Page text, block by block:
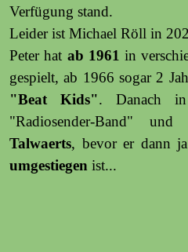
Verfügung stand.
Leider ist Michael Röll in
Peter hat ab 1961 in
gespielt, ab 1966 sogar 2
"Beat Kids". Danach in
"Radiosender-Band"
Talwaerts, bevor er dann
umgestiegen ist...